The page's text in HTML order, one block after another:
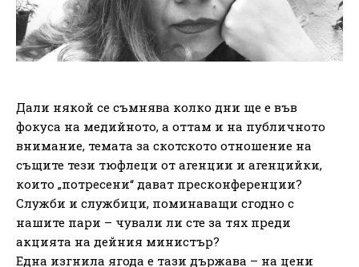
Дали някой се съмнява колко дни ще е във
фокуса на медийното, а оттам и на публичното
внимание, темата за скотското отношение на
същите тези тюфлеци от агенции и агенцийки,
които „потресени“ дават пресконференции?
Служби и службици, поминаващи сгодно с
нашите пари – чували ли сте за тях преди
акцията на дейния министър?
Една изгнила ягода е тази държава – на цени